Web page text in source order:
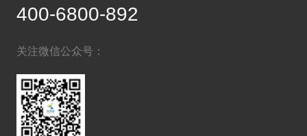
400-6800-892
关注微信公众号：